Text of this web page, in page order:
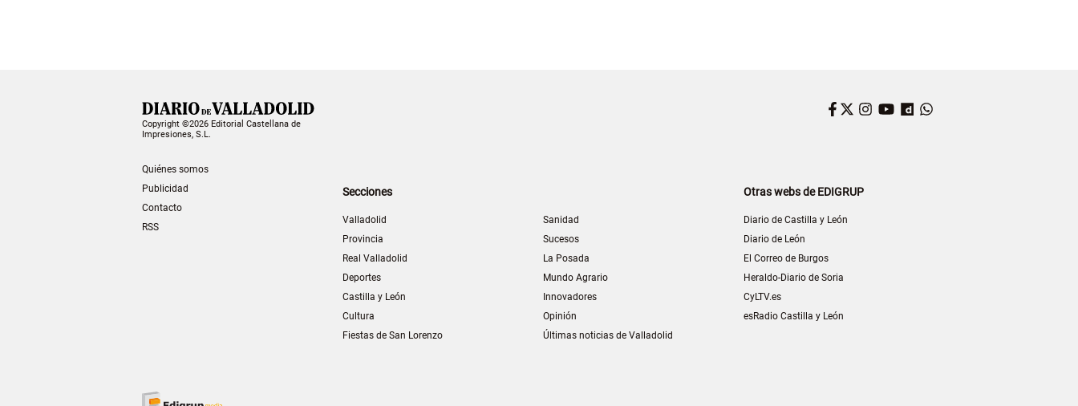
Copyright ©2026 Editorial Castellana de
Impresiones, S.L.
Quiénes somos
Publicidad
Contacto
RSS
Facebook
Twitter
Instagram
YouTube
Dailymotion
Secciones
Valladolid
Provincia
Real Valladolid
Deportes
Castilla y León
Cultura
Fiestas de San Lorenzo
Sanidad
Sucesos
La Posada
Mundo Agrario
Innovadores
Opinión
Últimas noticias de Valladolid
Otras webs de EDIGRUP
Diario de Castilla y León
Diario de León
El Correo de Burgos
Heraldo-Diario de Soria
CyLTV.es
esRadio Castilla y León